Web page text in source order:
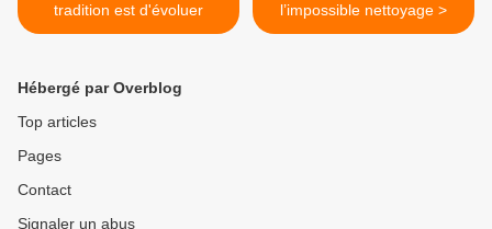
tradition est d'évoluer
l’impossible nettoyage >
Hébergé par Overblog
Top articles
Pages
Contact
Signaler un abus